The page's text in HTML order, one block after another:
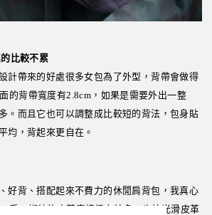
比較不累
計帶來的好處很多女包為了外型，背帶會做得
的背帶寬度有2.8cm，如果是需要外出一整
。而且它也可以調整成比較短的背法，包身貼
均，背起來更自在。
好背、搭配起來不費力的休閒肩背包，我真心
手工綁絞的皮革表情很有特色，也比光滑皮革